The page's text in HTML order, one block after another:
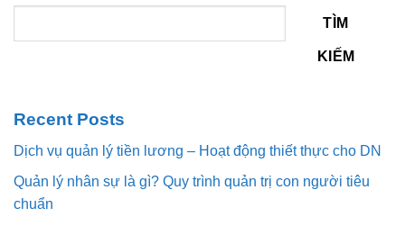
TÌM
KIẾM
Recent Posts
Dịch vụ quản lý tiền lương – Hoạt động thiết thực cho DN
Quản lý nhân sự là gì? Quy trình quản trị con người tiêu
chuẩn